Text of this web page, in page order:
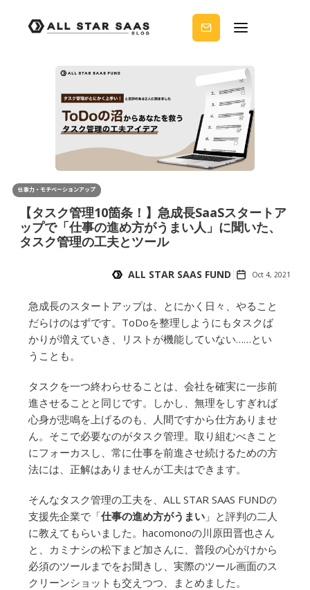
ノウ
ハウ
を受
りま
せん
か？
仕事力・モチベーションアップ
【タスク管理10箇条！】急成長SaaSスタートア
ップで「仕事の進め方がうまい人」に聞いた、
タスク管理の工夫とツール
ALL STAR SAAS FUND Oct 4, 2021
急成長のスタートアップは、とにかく日々、やること
だらけのはずです。ToDoを整理しようにもタスクば
かりが増えていき、リストが機能していない……とい
うことも。
タスクを一つ終わらせることは、会社を確実に一歩前
進させることと同じです。しかし、無理をしすぎれば
心身が悲鳴を上げるのも、人間ですから仕方ありませ
ん。そこで必要なのがタスク管理。取り組むべきこと
にフォーカスし、常に仕事を前進させ続けるための方
法には、正解はありませんが工夫はできます。
そんなタスク管理の工夫を、ALL STAR SAAS FUNDの
支援先企業で「仕事の進め方がうまい 」と評判の二人
に教えてもらいました。hacomonoの川原田晋也さん
と、カミナシの松下まど加さんに、普段の心がけから
必須のツールまでをお聞きし、実際のツール画面のス
クリーンショットも交えつつ、まとめました。